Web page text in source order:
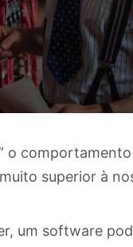
o
superior à
um software